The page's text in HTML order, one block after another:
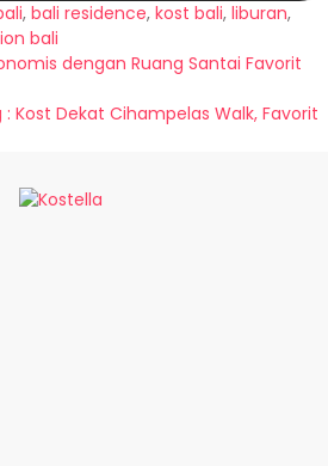
, bali residence, kost bali, liburan,
bali
dengan Ruang Santai Favorit
: Kost Dekat Cihampelas Walk, Favorit